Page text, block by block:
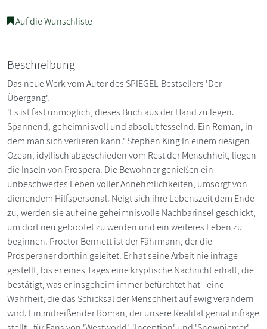
Auf die Wunschliste
Beschreibung
Das neue Werk vom Autor des SPIEGEL-Bestsellers 'Der
Übergang'.
'Es ist fast unmöglich, dieses Buch aus der Hand zu legen.
Spannend, geheimnisvoll und absolut fesselnd. Ein Roman, in
dem man sich verlieren kann.' Stephen King In einem riesigen
Ozean, idyllisch abgeschieden vom Rest der Menschheit, liegen
die Inseln von Prospera. Die Bewohner genießen ein
unbeschwertes Leben voller Annehmlichkeiten, umsorgt von
dienendem Hilfspersonal. Neigt sich ihre Lebenszeit dem Ende
zu, werden sie auf eine geheimnisvolle Nachbarinsel geschickt,
um dort neu gebootet zu werden und ein weiteres Leben zu
beginnen. Proctor Bennett ist der Fährmann, der die
Prosperaner dorthin geleitet. Er hat seine Arbeit nie infrage
gestellt, bis er eines Tages eine kryptische Nachricht erhält, die
bestätigt, was er insgeheim immer befürchtet hat - eine
Wahrheit, die das Schicksal der Menschheit auf ewig verändern
wird. Ein mitreißender Roman, der unsere Realität genial infrage